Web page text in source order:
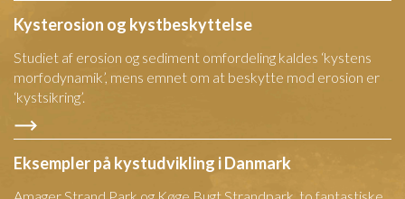
Kysterosion og kystbeskyttelse
Studiet af erosion og sediment omfordeling kaldes ‘kystens
morfodynamik’, mens emnet om at beskytte mod erosion er
‘kystsikring’.
Eksempler på kystudvikling i Danmark